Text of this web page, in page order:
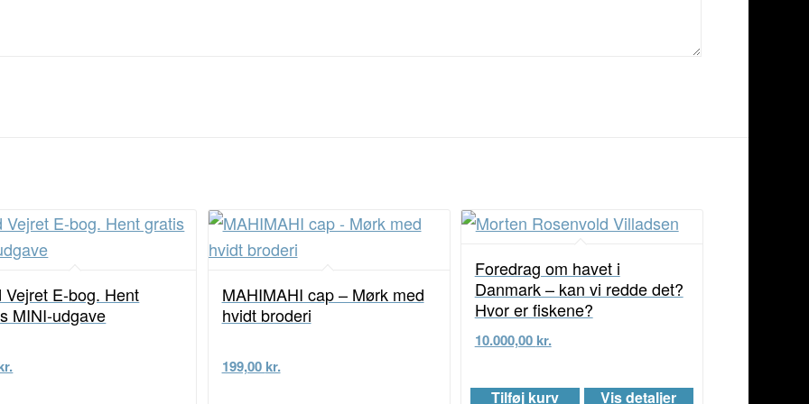
Vejret E-bog. Hent
MINI-udgave
MAHIMAHI cap – Mørk med
hvidt broderi
199,00 kr.
Foredrag om havet i
Danmark – kan vi redde det?
Hvor er fiskene?
10.000,00 kr.
Tilføj kurv Vis detaljer